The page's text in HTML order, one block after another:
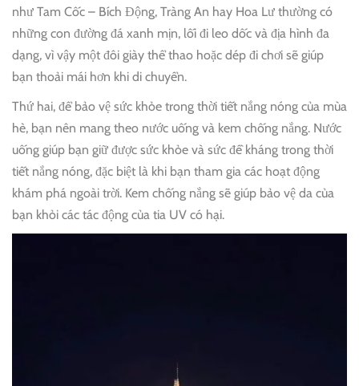
như Tam Cốc – Bích Động, Tràng An hay Hoa Lư thường có
những con đường đá xanh mịn, lối đi leo dốc và địa hình đa
dạng, vì vậy một đôi giày thể thao hoặc dép đi chơi sẽ giúp
bạn thoải mái hơn khi di chuyển.
Thứ hai, để bảo vệ sức khỏe trong thời tiết nắng nóng của mùa
hè, bạn nên mang theo nước uống và kem chống nắng. Nước
uống giúp bạn giữ được sức khỏe và sức đề kháng trong thời
tiết nắng nóng, đặc biệt là khi bạn tham gia các hoạt động
khám phá ngoài trời. Kem chống nắng sẽ giúp bảo vệ da của
bạn khỏi các tác động của tia UV có hại.